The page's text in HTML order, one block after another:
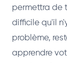
permettra de
difficile qu'il
problème,
apprendre